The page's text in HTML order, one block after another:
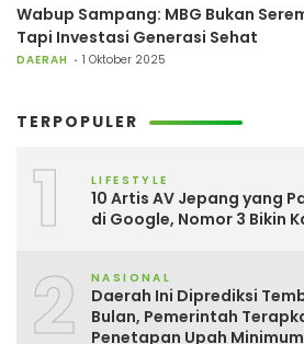
Wabup Sampang: MBG Bukan
Tapi Investasi Generasi Sehat
DAERAH 1 Oktober 2025
TERPOPULER
1 LIFESTYLE
10 Artis AV Jepang yang
di Google, Nomor 3 Bikin
2 NASIONAL
Daerah Ini Diprediksi
Bulan, Pemerintah
Penetapan Upah